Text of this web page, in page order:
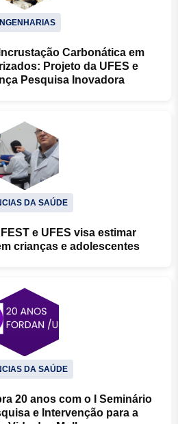
Carbonática em
Projeto da UFES e
Pesquisa Inovadora
DA SAÚDE
e UFES visa estimar
crianças e adolescentes
DA SAÚDE
20 anos com o I Seminário
e Intervenção para a